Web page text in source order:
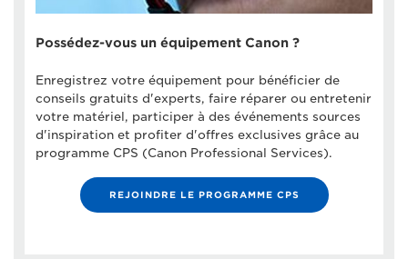
Possédez-vous un équipement Canon ?
Enregistrez votre équipement pour bénéficier de
conseils gratuits d'experts, faire réparer ou entretenir
votre matériel, participer à des événements sources
d'inspiration et profiter d'offres exclusives grâce au
programme CPS (Canon Professional Services).
REJOINDRE LE PROGRAMME CPS